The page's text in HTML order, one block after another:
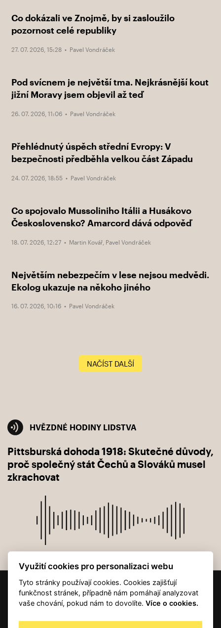
Co dokázali ve Znojmě, by si zasloužilo
pozornost celé republiky
27. 07. 2026, 15:28 • Pavel Vondráček
Pod svícnem je největší tma. Nejkrásnější kout
jižní Moravy jsem objevil až teď
26. 07. 2026, 11:06 • Pavel Vondráček
Přehlédnutý úspěch střední Evropy: V
bezpečnosti předběhla velkou část Západu
24. 07. 2026, 18:55 • Pavel Vondráček
Co spojovalo Mussoliniho Itálii a Husákovo
Československo? Amarcord dává odpověď
18. 07. 2026, 12:27 • Martin Kovář Pavel Vondráček
Největším nebezpečím v lese nejsou medvědi.
Ekolog ukazuje na někoho jiného
16. 07. 2026, 10:16 • Pavel Vondráček
NAČÍST DALŠÍ
HVĚZDNÉ HODINY LIDSTVA
Pittsburská dohoda 1918: Skutečné důvody,
proč společný stát Čechů a Slováků musel
zkrachovat
© 2001 — 2026 Copyright CMI News a dodavatelé obsahu. |
Kontakt
Autorská práva
Využití cookies pro personalizaci webu
Tyto stránky používají cookies. Cookies zajišťují
funkčnost stránek, případně nám pomáhají analyzovat
vaše chování, pokud nám to dovolíte.Více o cookies.